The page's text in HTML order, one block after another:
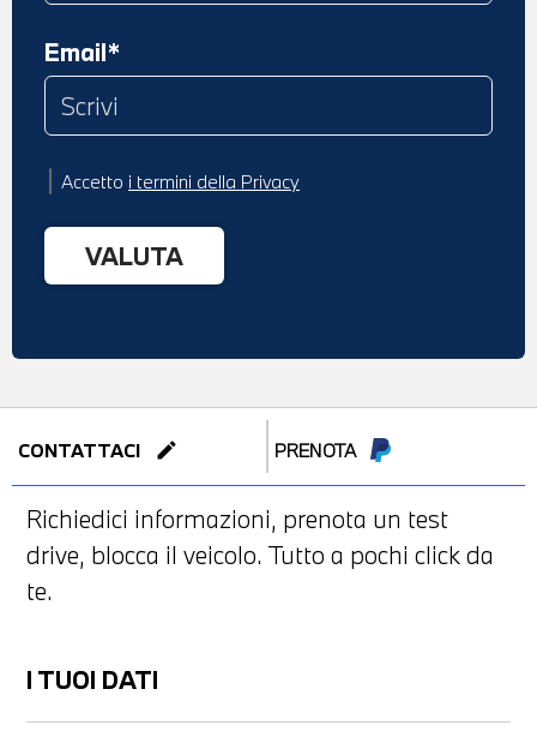
Email*
Accetto i termini della Privacy
CONTATTACI edit PRENOTA
Richiedici informazioni, prenota un test
drive, blocca il veicolo. Tutto a pochi click da
te.
I TUOI DATI